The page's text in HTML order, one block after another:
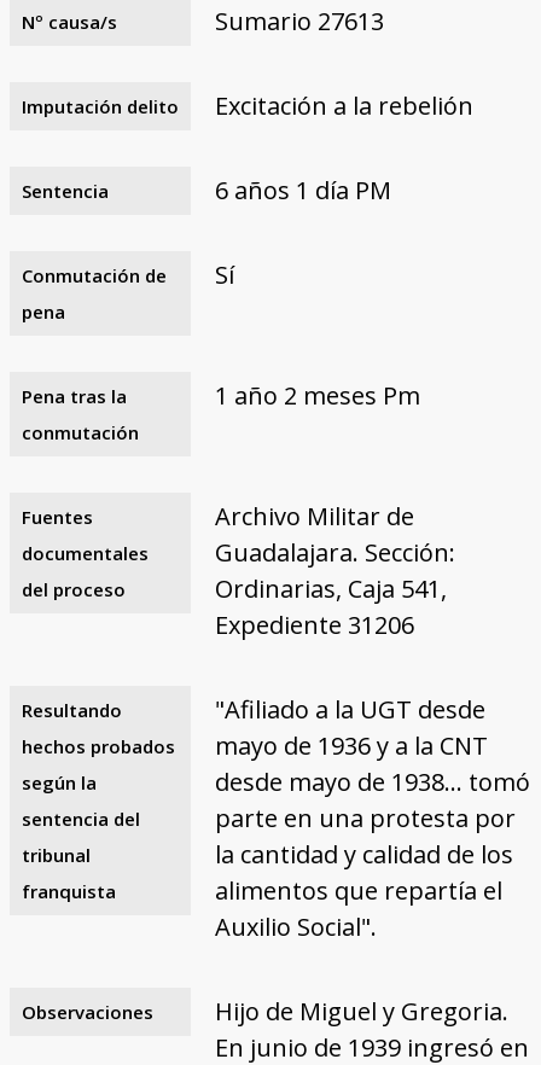
Nº causa/s Sumario 27613
Imputación delito Excitación a la rebelión
Sentencia 6 años 1 día PM
Conmutación de
pena
Sí
Pena tras la
conmutación
1 año 2 meses Pm
Fuentes
documentales
del proceso
Archivo Militar de
Guadalajara. Sección:
Ordinarias, Caja 541,
Expediente 31206
Resultando
hechos probados
según la
sentencia del
tribunal
franquista
"Afiliado a la UGT desde
mayo de 1936 y a la CNT
desde mayo de 1938... tomó
parte en una protesta por
la cantidad y calidad de los
alimentos que repartía el
Auxilio Social".
Observaciones
Hijo de Miguel y Gregoria.
En junio de 1939 ingresó en